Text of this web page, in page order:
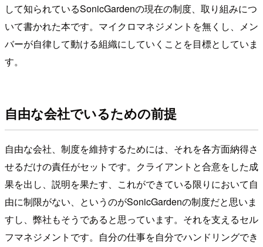
して知られているSonicGardenの現在の制度、取り組みにつ
いて書かれた本です。マイクロマネジメントを無くし、メン
バーが自律して動ける組織にしていくことを目標としていま
す。
自由な会社でいるための前提
自由な会社、制度を維持するためには、それを各方面納得さ
せるだけの責任がセットです。クライアントと合意をした成
果を出し、説明を果たす、これができている限りにおいて自
由に制限がない、というのがSonicGardenの制度だと思いま
すし、弊社もそうであると思っています。それを支えるセル
フマネジメントです。自分の仕事を自分でハンドリングでき